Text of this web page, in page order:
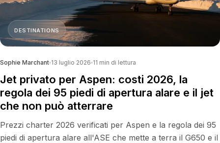
DESTINATIONS
Sophie Marchant 13 luglio 2026 11 min di lettura
Jet privato per Aspen: costi 2026, la
regola dei 95 piedi di apertura alare e il jet
che non può atterrare
Prezzi charter 2026 verificati per Aspen e la regola dei 95
piedi di apertura alare all'ASE che mette a terra il G650 e il